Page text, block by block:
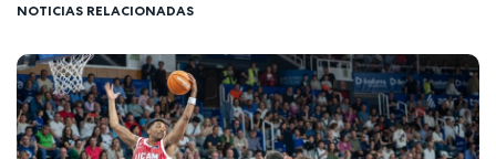
NOTICIAS RELACIONADAS